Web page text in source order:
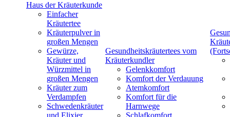
Haus der Kräuterkunde
Einfacher
Kräutertee
Kräuterpulver in
großen Mengen
Gewürze,
Kräuter und
Würzmittel in
großen Mengen
Kräuter zum
Verdampfen
Schwedenkräuter
Gesundheitskräutertees vom
Kräuterkundler
Gelenkkomfort
Komfort der Verdauung
Atemkomfort
Komfort für die
Harnwege